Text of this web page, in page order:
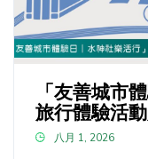
「友善城市
旅行體驗活
八月 1, 2026